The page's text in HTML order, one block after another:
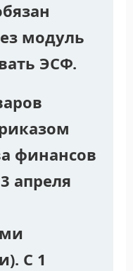
модуль
ЭСФ.
финансов
апреля
С 1